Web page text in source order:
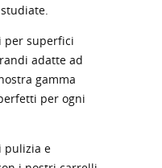
per superfici
adatte ad
gamma
per ogni
pulizia e